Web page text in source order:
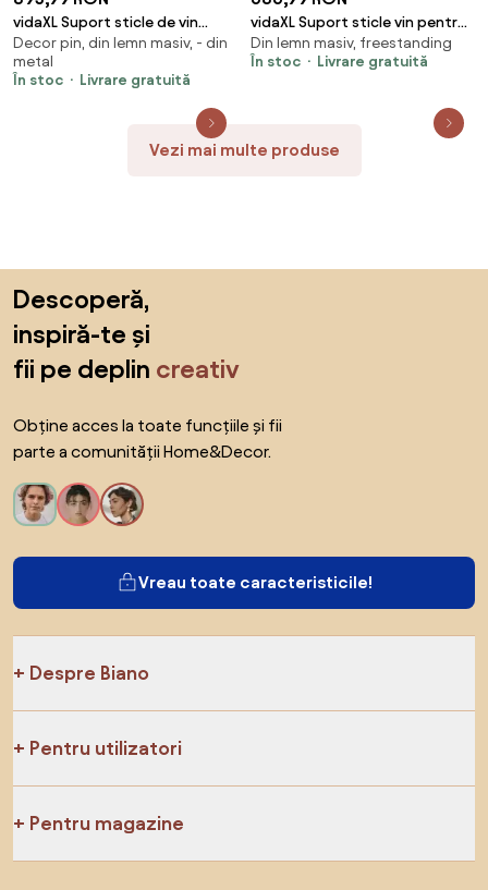
vidaXL Suport sticle de vin
pentru 120 sticle, lemn masiv de
pin
Decor pin, din lemn masiv, - din
metal
În stoc
Livrare gratuită
vidaXL Suport sticle vin pentru
9 sticle, lemn, spațiu de
depozitare
Din lemn masiv, freestanding
În stoc
Livrare gratuită
Vezi mai multe produse
Descoperă,
inspiră-te și
fii pe deplin creativ
Obține acces la toate funcțiile și fii
parte a comunității Home&Decor.
Vreau toate caracteristicile!
Despre Biano
Pentru utilizatori
Pentru magazine